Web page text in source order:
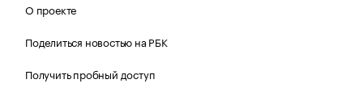
О проекте
Поделиться новостью на РБК
Получить пробный доступ